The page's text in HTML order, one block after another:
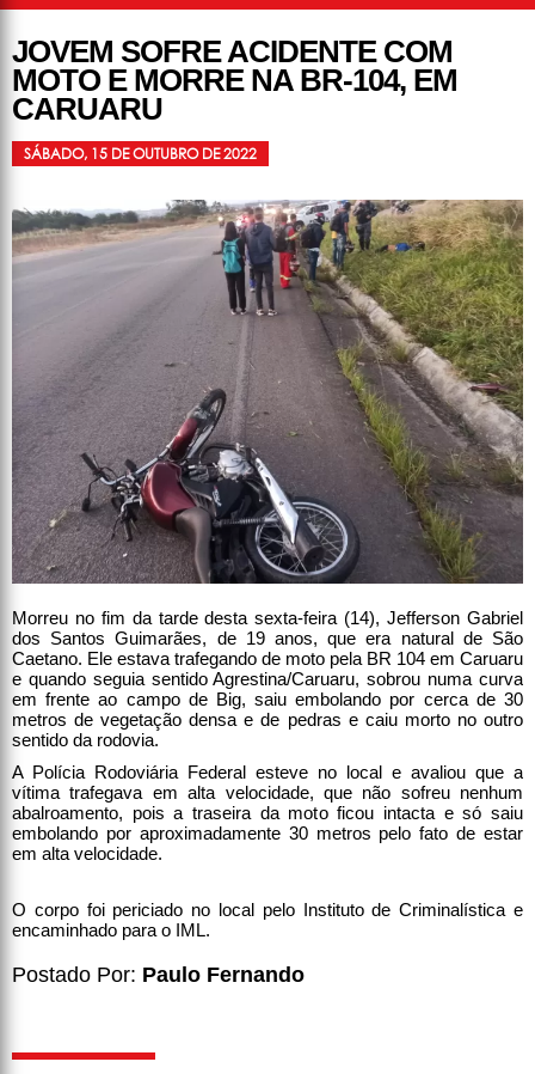
JOVEM SOFRE ACIDENTE COM
MOTO E MORRE NA BR-104, EM
CARUARU
SÁBADO, 15 DE OUTUBRO DE 2022
Morreu no fim da tarde desta sexta-feira (14), Jefferson Gabriel
dos Santos Guimarães, de 19 anos, que era natural de São
Caetano. Ele estava trafegando de moto pela BR 104 em Caruaru
e quando seguia sentido Agrestina/Caruaru, sobrou numa curva
em frente ao campo de Big, saiu embolando por cerca de 30
metros de vegetação densa e de pedras e caiu morto no outro
sentido da rodovia.
A Polícia Rodoviária Federal esteve no local e avaliou que a
vítima trafegava em alta velocidade, que não sofreu nenhum
abalroamento, pois a traseira da moto ficou intacta e só saiu
embolando por aproximadamente 30 metros pelo fato de estar
em alta velocidade.
O corpo foi periciado no local pelo Instituto de Criminalística e
encaminhado para o IML.
Postado Por: Paulo Fernando